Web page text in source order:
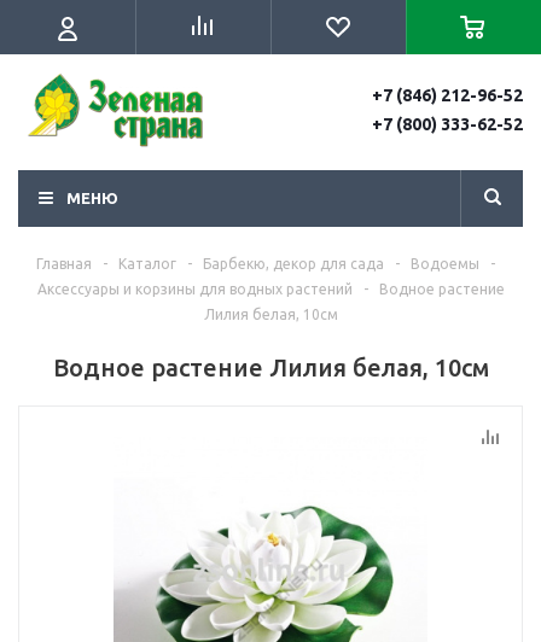
+7 (846) 212-96-52
+7 (800) 333-62-52
МЕНЮ
Главная - Каталог - Барбекю, декор для сада - Водоемы
-
Аксессуары и корзины для водных растений
-
Водное растение
Лилия белая, 10см
Водное растение Лилия белая, 10см